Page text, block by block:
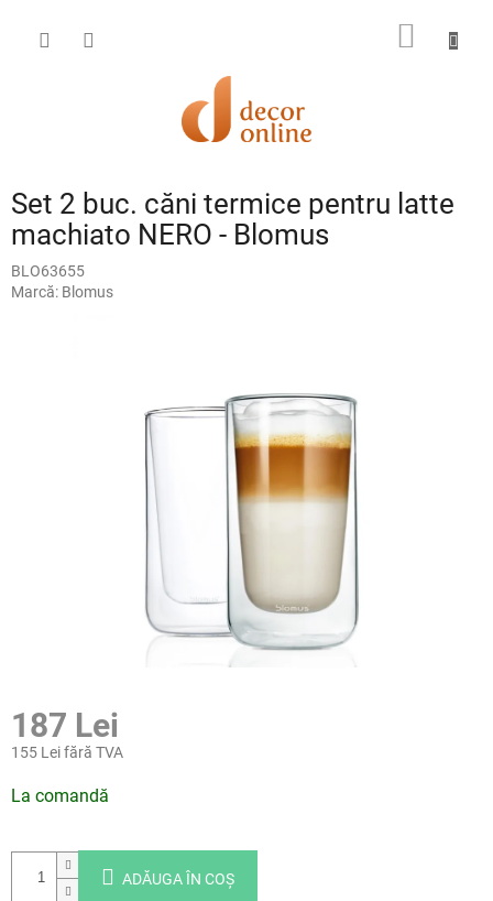
conținut
COŞ
Set 2 buc. căni termice pentru latte
machiato NERO - Blomus
BLO63655
Marcă: Blomus
187 Lei
155 Lei fără TVA
preţ:
La comandă
ADĂUGA ÎN COŞ